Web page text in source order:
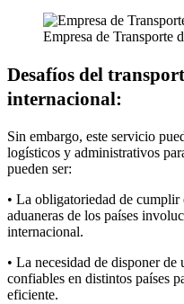
Empresa de Transporte
Desafíos del
internacional:
Sin embargo, este servicio
logísticos y administrativos
pueden ser:
• La obligatoriedad de cumplir
aduaneras de los países
internacional.
• La necesidad de disponer
confiables en distintos países
eficiente.